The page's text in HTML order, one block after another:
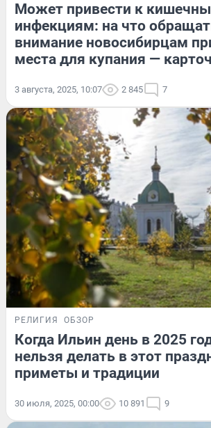
Может привести к
инфекциям: на что
внимание новосибирцам
места для купания —
3 августа, 2025, 10:07 2 845 7
РЕЛИГИЯ ОБЗОР
Когда Ильин день в 2025
нельзя делать в этот
приметы и традиции
30 июля, 2025, 00:00 10 891 9